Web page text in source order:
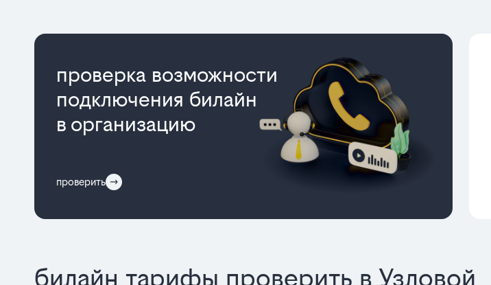
проверка возможности
подключения билайн
в организацию
проверить
билайн тарифы проверить в Узловой